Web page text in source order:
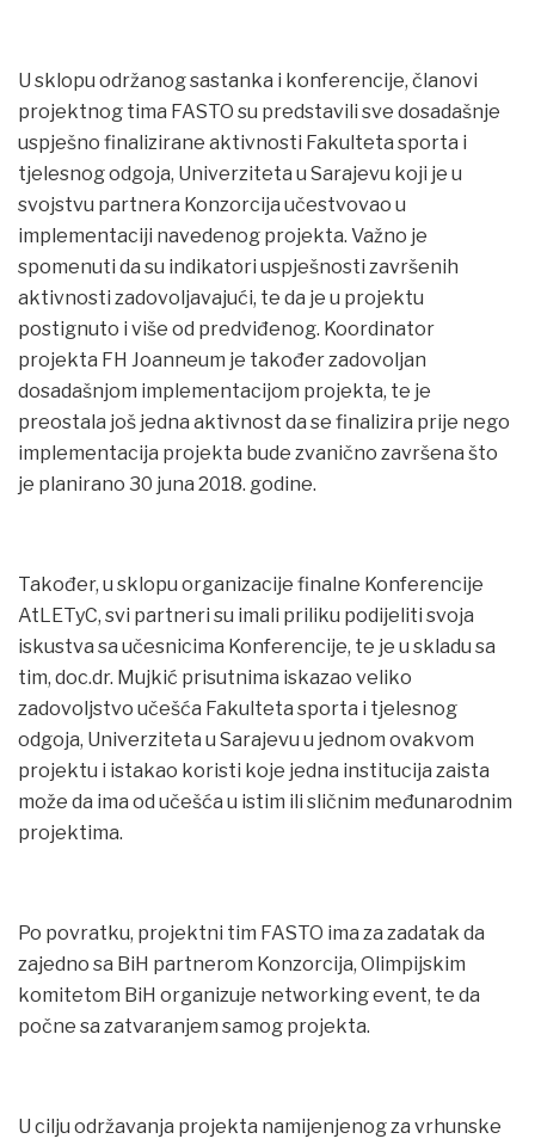
U sklopu održanog sastanka i konferencije, članovi
projektnog tima FASTO su predstavili sve dosadašnje
uspješno finalizirane aktivnosti Fakulteta sporta i
tjelesnog odgoja, Univerziteta u Sarajevu koji je u
svojstvu partnera Konzorcija učestvovao u
implementaciji navedenog projekta. Važno je
spomenuti da su indikatori uspješnosti završenih
aktivnosti zadovoljavajući, te da je u projektu
postignuto i više od predviđenog. Koordinator
projekta FH Joanneum je također zadovoljan
dosadašnjom implementacijom projekta, te je
preostala još jedna aktivnost da se finalizira prije nego
implementacija projekta bude zvanično završena što
je planirano 30 juna 2018. godine.
Također, u sklopu organizacije finalne Konferencije
AtLETyC, svi partneri su imali priliku podijeliti svoja
iskustva sa učesnicima Konferencije, te je u skladu sa
tim, doc.dr. Mujkić prisutnima iskazao veliko
zadovoljstvo učešća Fakulteta sporta i tjelesnog
odgoja, Univerziteta u Sarajevu u jednom ovakvom
projektu i istakao koristi koje jedna institucija zaista
može da ima od učešća u istim ili sličnim međunarodnim
projektima.
Po povratku, projektni tim FASTO ima za zadatak da
zajedno sa BiH partnerom Konzorcija, Olimpijskim
komitetom BiH organizuje networking event, te da
počne sa zatvaranjem samog projekta.
U cilju održavanja projekta namijenjenog za vrhunske